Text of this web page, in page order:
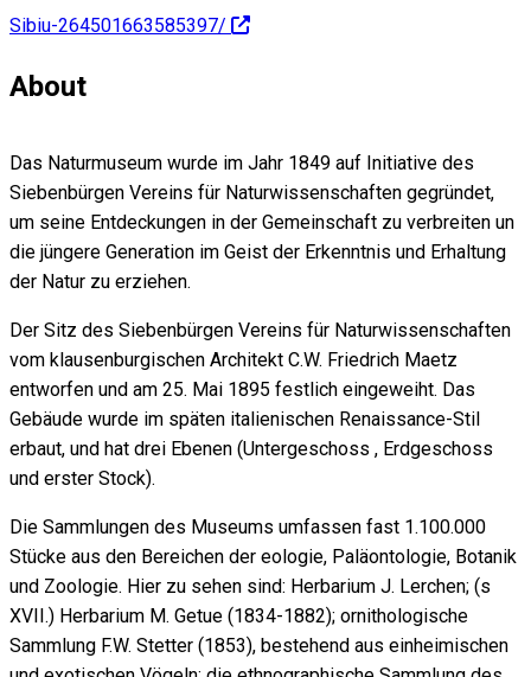
Sibiu-264501663585397/
About
Das Naturmuseum wurde im Jahr 1849 auf Initiative des
Siebenbürgen Vereins für Naturwissenschaften gegründet,
um seine Entdeckungen in der Gemeinschaft zu verbreiten un
die jüngere Generation im Geist der Erkenntnis und Erhaltung
der Natur zu erziehen.
Der Sitz des Siebenbürgen Vereins für Naturwissenschaften
vom klausenburgischen Architekt C.W. Friedrich Maetz
entworfen und am 25. Mai 1895 festlich eingeweiht. Das
Gebäude wurde im späten italienischen Renaissance-Stil
erbaut, und hat drei Ebenen (Untergeschoss , Erdgeschoss
und erster Stock).
Die Sammlungen des Museums umfassen fast 1.100.000
Stücke aus den Bereichen der eologie, Paläontologie, Botanik
und Zoologie. Hier zu sehen sind: Herbarium J. Lerchen; (s
XVII.) Herbarium M. Getue (1834-1882); ornithologische
Sammlung F.W. Stetter (1853), bestehend aus einheimischen